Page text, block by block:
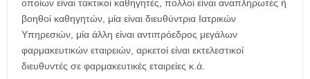
οποίων είναι τακτικοί καθηγητές, πολλοί είναι αναπληρωτές ή
βοηθοί καθηγητών, μία είναι διευθύντρια Ιατρικών
Υπηρεσιών, μία άλλη είναι αντιπρόεδρος μεγάλων
φαρμακευτικών εταιρειών, αρκετοί είναι εκτελεστικοί
διευθυντές σε φαρμακευτικές εταιρείες κ.ά.